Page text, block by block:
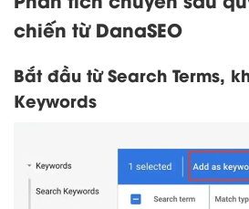
chiến từ DanaSEO
Bắt đầu từ Search Terms,
Keywords